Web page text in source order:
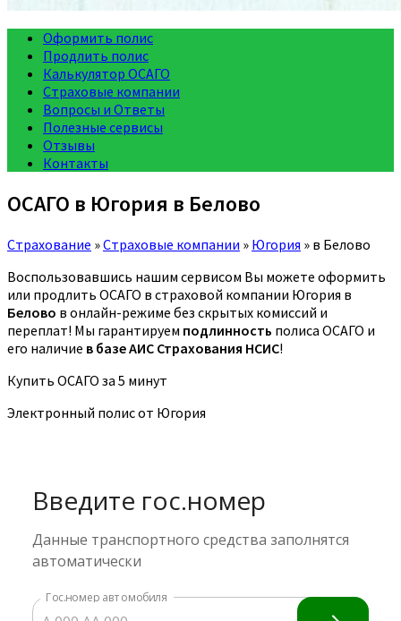
Оформить полис
Продлить полис
Калькулятор ОСАГО
Страховые компании
Вопросы и Ответы
Полезные сервисы
Отзывы
Контакты
ОСАГО в Югория в Белово
Страхование »Страховые компании » Югория » в Белово
Воспользовавшись нашим сервисом Вы можете оформить
или продлить ОСАГО в страховой компании Югория в
Белово в онлайн-режиме без скрытых комиссий и
переплат! Мы гарантируем подлинность полиса ОСАГО и
его наличие в базе АИС Страхования НСИС!
Купить ОСАГО за 5 минут
Электронный полис от Югория